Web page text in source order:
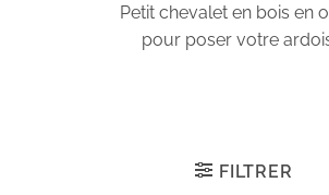
Petit chevalet en bois en
pour poser votre
FILTRER